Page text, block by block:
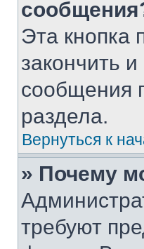
Эта кнопка
закончить
сообщения
раздела.
Вернуться к
» Почему
требуют